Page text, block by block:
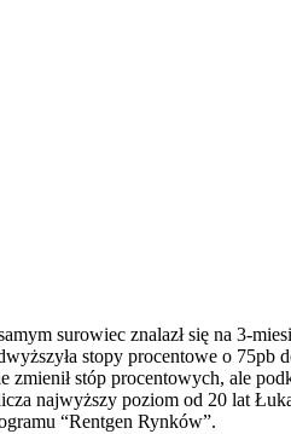
surowiec znalazł się na 3-
stopy procentowe o 75pb
stóp procentowych, ale
najwyższy poziom od 20 lat
“Rentgen Rynków”.